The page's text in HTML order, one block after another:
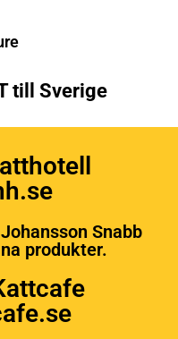
till Sverige
Snabb
produkter.